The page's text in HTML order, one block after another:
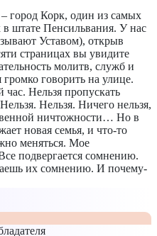
город Корк, один из самых
штате Пенсильвания. У нас
Уставом), открыв
страницах вы увидите
молитв, служб и
говорить на улице.
час. Нельзя пропускать
Нельзя. Ничего нельзя,
ничтожности… Но в
новая семья, и что-то
меняться. Мое
подвергается сомнению.
их сомнению. И почему-